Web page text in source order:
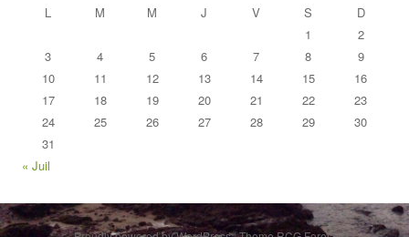
L
M M J V S
D
1
2
3
4 5 6 7 8
9
10
11 12 13 14 15
16
17
18 19 20 21 22
23
24
25 26 27 28 29
30
31
« Juil